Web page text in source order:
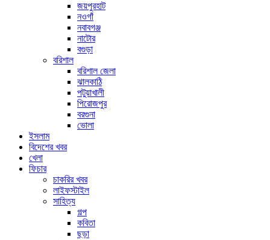
জয়পুরহাট
নওগাঁ
নবাবগঞ্জ
নাটোর
বগুড়া
বরিশাল
বরিশাল জেলা
ঝালকাঠি
পটুয়াখালী
পিরোজপুর
বরগুনা
ভোলা
ইসলাম
বিদেশের খবর
খেলা
ফিচার
চাকরির খবর
লাইফস্টাইল
সাহিত্য
গল্প
কবিতা
ছড়া